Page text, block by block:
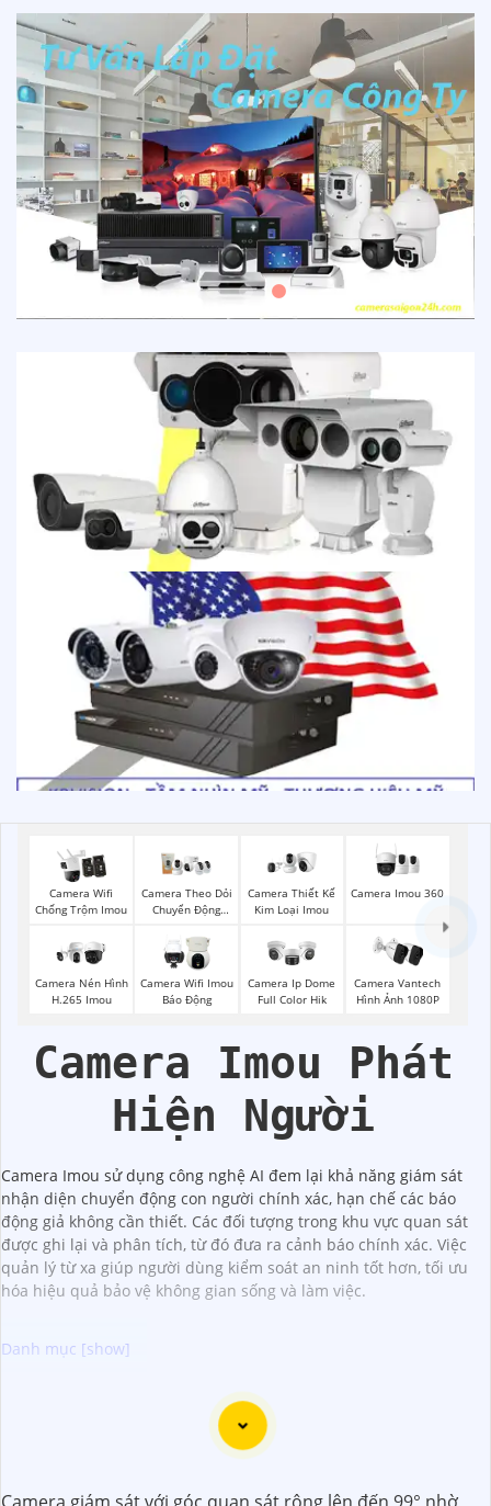
Camera Wifi
Chống Trộm Imou
Camera Theo Dỏi
Chuyển Động
Camera Thiết Kế
Kim Loại Imou
Camera Imou 360
Camera Nén Hình
H.265 Imou
Camera Wifi Imou
Báo Động
Camera Ip Dome
Full Color Hik
Camera Vantech
Hình Ảnh 1080P
Camera Imou Phát
Hiện Người
Camera Imou sử dụng công nghệ AI đem lại khả năng giám sát
nhận diện chuyển động con người chính xác, hạn chế các báo
động giả không cần thiết. Các đối tượng trong khu vực quan sát
được ghi lại và phân tích, từ đó đưa ra cảnh báo chính xác. Việc
quản lý từ xa giúp người dùng kiểm soát an ninh tốt hơn, tối ưu
hóa hiệu quả bảo vệ không gian sống và làm việc.
Dưới đây là 5 lý do để bạn chọn lắp Camera Wifi Imou giá
Giá cả phải chăng: Camera Wifi Imou cung cấp các